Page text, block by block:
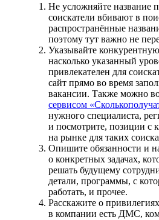
Не усложняйте название
соискатели вбивают в
распространённые
поэтому тут важно не
Указывайте
насколько указанный
привлекателен для
сайт прямо во время
вакансии. Также можно
сервисом
нужного специалиста,
и посмотрите, позиции с
на рынке для таких
Опишите обязанности и
о конкретных задачах,
решать будущему
детали, программы, с
работать, и прочее.
Расскажите о
в компании есть ДМС,